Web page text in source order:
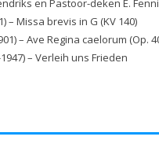
en Pastoor-deken E.
– Missa brevis in G (KV 140)
– Ave Regina caelorum (Op.
– Verleih uns Frieden